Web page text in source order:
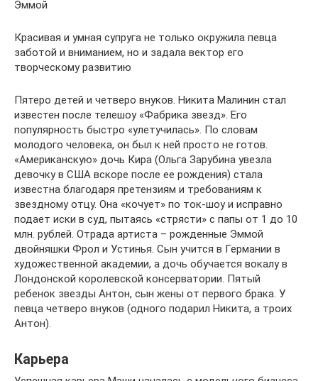
Эммой
Красивая и умная супруга не только окружила певца
заботой и вниманием, но и задала вектор его
творческому развитию
Пятеро детей и четверо внуков. Никита Малинин стал
известен после телешоу «Фабрика звезд». Его
популярность быстро «улетучилась». По словам
молодого человека, он был к ней просто не готов.
«Американскую» дочь Кира (Ольга Зарубина увезла
девочку в США вскоре после ее рождения) стала
известна благодаря претензиям и требованиям к
звездному отцу. Она «кочует» по ток-шоу и исправно
подает иски в суд, пытаясь «стрясти» с папы от 1 до 10
млн. рублей. Отрада артиста – рожденные Эммой
двойняшки Фрол и Устинья. Сын учится в Германии в
художественной академии, а дочь обучается вокалу в
Лондонской королевской консерватории. Пятый
ребенок звезды Антон, сын жены от первого брака. У
певца четверо внуков (одного подарил Никита, а троих
Антон).
Карьера